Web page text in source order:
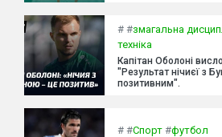
# #змагальна
техніка
Капітан Оболоні
"Результат нічиєї з
позитивним".
# #Спорт #футбол